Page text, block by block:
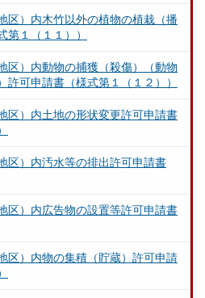
区）内木竹以外の植物の植栽（播
第１（１１））
区）内動物の捕獲（殺傷）（動物
許可申請書（様式第１（１２））
区）内土地の形状変更許可申請書
区）内汚水等の排出許可申請書
区）内広告物の設置等許可申請書
区）内物の集積（貯蔵）許可申請